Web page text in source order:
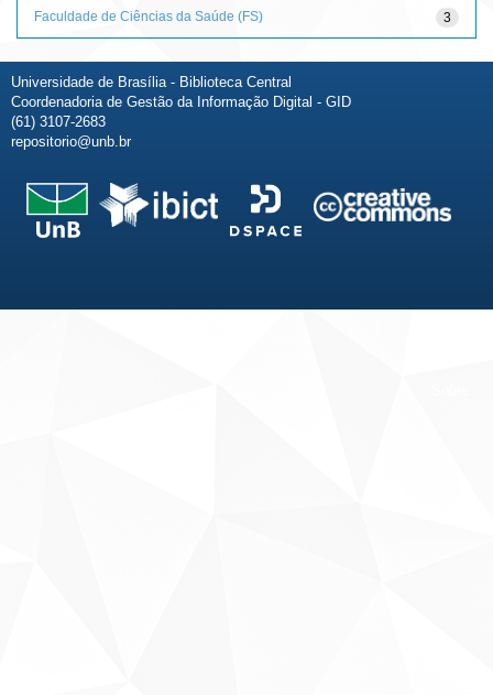
3
Faculdade de Ciências da Saúde (FS)
Universidade de Brasília - Biblioteca Central
Coordenadoria de Gestão da Informação Digital - GID
(61) 3107-2683
repositorio@unb.br